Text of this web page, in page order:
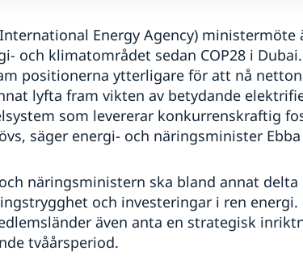
Energy Agency)
och klimatområdet sedan COP28 i
positionerna ytterligare för att nå
lyfta fram vikten av betydande
som levererar konkurrenskraftig
säger energi- och näringsminister Ebba
näringsministern ska bland annat
och investeringar i ren
även anta en strategisk
tvåårsperiod.